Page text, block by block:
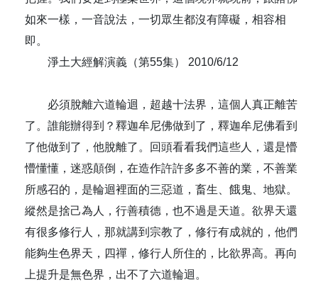
如來一樣，一音說法，一切眾生都沒有障礙，相容相
即。
淨土大經解演義（第55集） 2010/6/12
必須脫離六道輪迴，超越十法界，這個人真正離苦
了。誰能辦得到？釋迦牟尼佛做到了，釋迦牟尼佛看到
了他做到了，他脫離了。回頭看看我們這些人，還是懵
懵懂懂，迷惑顛倒，在造作許許多多不善的業，不善業
所感召的，是輪迴裡面的三惡道，畜生、餓鬼、地獄。
縱然是捨己為人，行善積德，也不過是天道。欲界天還
有很多修行人，那就講到宗教了，修行有成就的，他們
能夠生色界天，四禪，修行人所住的，比欲界高。再向
上提升是無色界，出不了六道輪迴。